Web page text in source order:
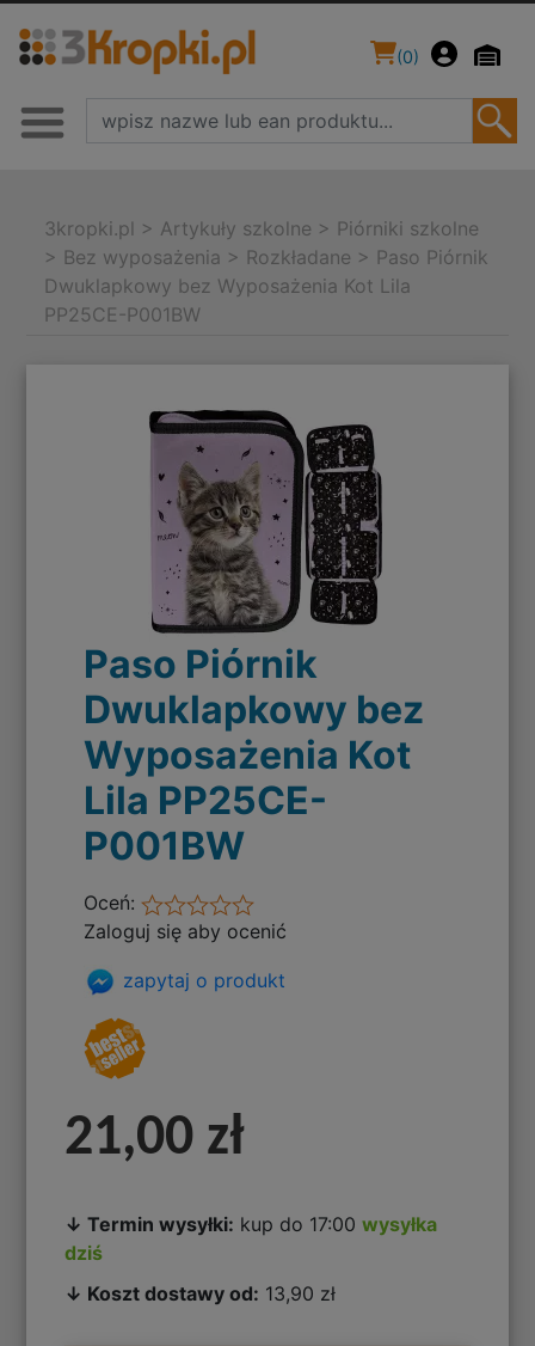
(0)
3kropki.pl > Artykuły szkolne > Piórniki szkolne
> Bez wyposażenia > Rozkładane > Paso Piórnik
Dwuklapkowy bez Wyposażenia Kot Lila
PP25CE-P001BW
Paso Piórnik
Dwuklapkowy bez
Wyposażenia Kot
Lila PP25CE-
P001BW
Oceń:
Zaloguj się aby ocenić
zapytaj o produkt
21,00 zł
↓ Termin wysyłki: kup do 17:00wysyłka
dziś
↓ Koszt dostawy od: 13,90 zł